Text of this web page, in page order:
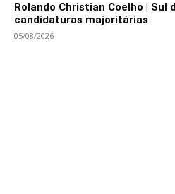
Rolando Christian Coelho | Sul
candidaturas majoritárias
05/08/2026